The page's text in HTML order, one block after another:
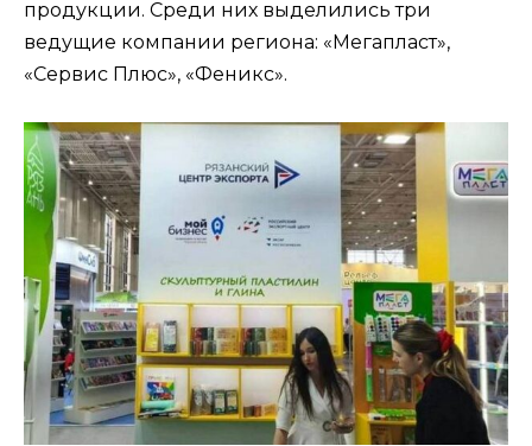
продукции. Среди них выделились три
ведущие компании региона: «Мегапласт»,
«Сервис Плюс», «Феникс».